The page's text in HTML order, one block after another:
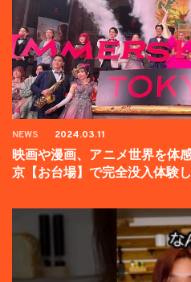
NEWS 2024.03.11
映画や漫画、アニメ世界を体
京【お台場】で完全没入体験